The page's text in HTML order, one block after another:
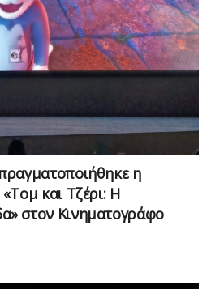
η
και Τζέρι: Η
στον Κινηματογράφο